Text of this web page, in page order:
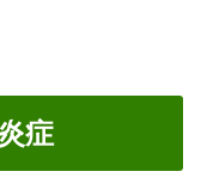
症